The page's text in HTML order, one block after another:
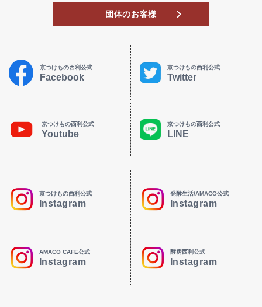
団体のお客様
京つけもの西利公式
Facebook
京つけもの西利公式
Twitter
京つけもの西利公式
Youtube
京つけもの西利公式
LINE
京つけもの西利公式
Instagram
発酵生活/AMACO公式
Instagram
AMACO CAFE公式
Instagram
酵房西利公式
Instagram